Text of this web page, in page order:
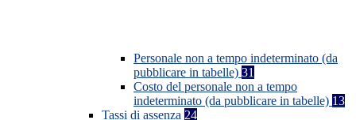
Personale non a tempo indeterminato (da
pubblicare in tabelle) 31
Costo del personale non a tempo
indeterminato (da pubblicare in tabelle) 13
Tassi di assenza 24